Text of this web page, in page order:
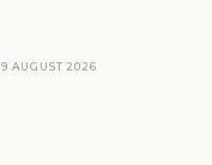
9 AUGUST 2026